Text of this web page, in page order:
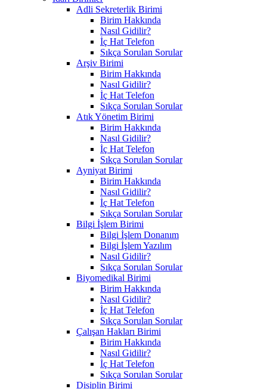
Adli Sekreterlik Birimi
Birim Hakkında
Nasıl Gidilir?
İç Hat Telefon
Sıkça Sorulan Sorular
Arşiv Birimi
Birim Hakkında
Nasıl Gidilir?
İç Hat Telefon
Sıkça Sorulan Sorular
Atık Yönetim Birimi
Birim Hakkında
Nasıl Gidilir?
İç Hat Telefon
Sıkça Sorulan Sorular
Ayniyat Birimi
Birim Hakkında
Nasıl Gidilir?
İç Hat Telefon
Sıkça Sorulan Sorular
Bilgi İşlem Birimi
Bilgi İşlem Donanım
Bilgi İşlem Yazılım
Nasıl Gidilir?
Sıkça Sorulan Sorular
Biyomedikal Birimi
Birim Hakkında
Nasıl Gidilir?
İç Hat Telefon
Sıkça Sorulan Sorular
Çalışan Hakları Birimi
Birim Hakkında
Nasıl Gidilir?
İç Hat Telefon
Sıkça Sorulan Sorular
Disiplin Birimi